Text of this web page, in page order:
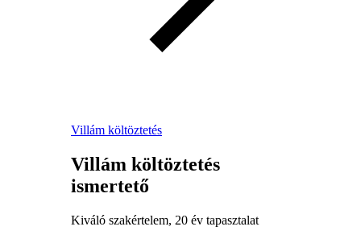
Villám költöztetés
Villám költöztetés
ismertető
Kiváló szakértelem, 20 év tapasztalat